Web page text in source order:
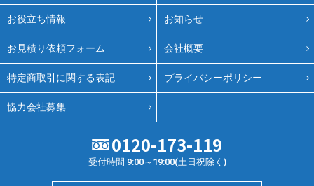
お役立ち情報 お知らせ
お見積り依頼フォーム 会社概要
特定商取引に関する表記 プライバシーポリシー
協力会社募集
0120-173-119
受付時間 9:00～19:00(土日祝除く)